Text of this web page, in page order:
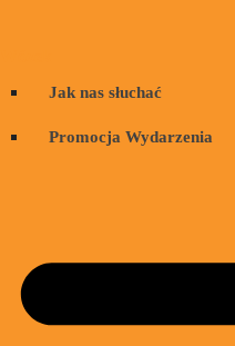
Jak nas słuchać
Promocja Wydarzenia